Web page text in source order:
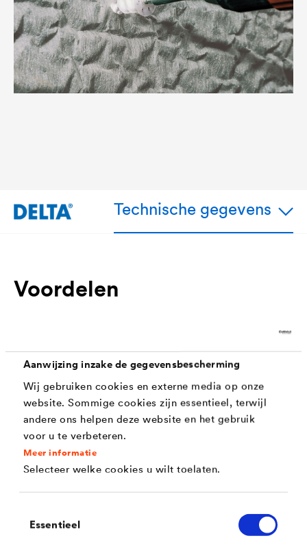
Aanwijzing inzake de gegevensbescherming
Wij gebruiken cookies en externe media op onze
website. Sommige cookies zijn essentieel, terwijl
andere ons helpen deze website en het gebruik
voor u te verbeteren.
Meer informatie
Selecteer welke cookies u wilt toelaten.
Essentieel
Technische gegevens
Voordelen
buitenisolatie bevestigd zonder de afdichting te
perforeren. Dit betekent dat het materiaal amper
versneden moet worden en dat er geen
voorlopige hulpconstructies nodig zijn voor de
tijdelijke bevestiging van de folies.